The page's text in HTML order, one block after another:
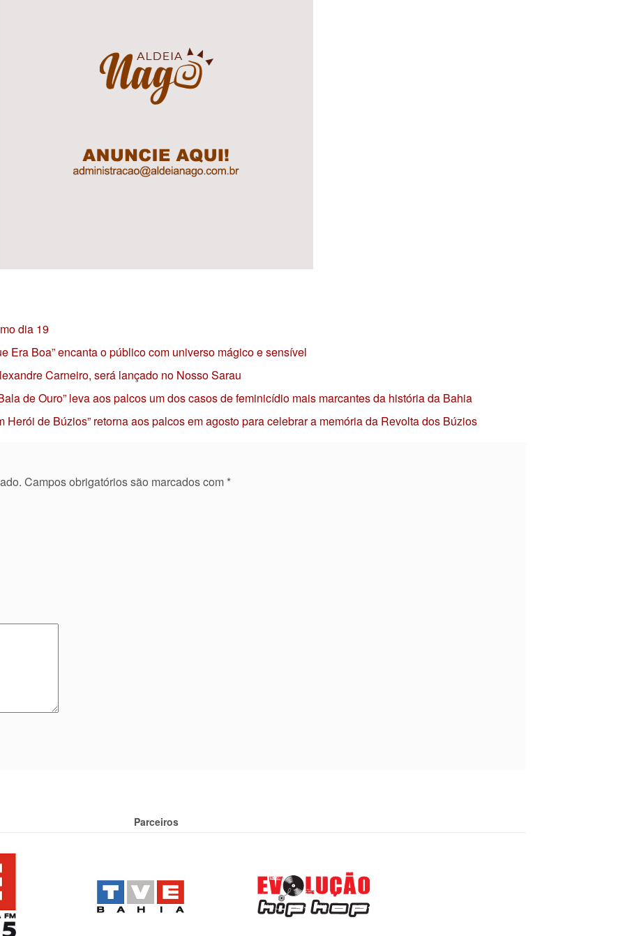
dia 19
Era Boa” encanta o público com universo mágico e sensível
Carneiro, será lançado no Nosso Sarau
de Ouro” leva aos palcos um dos casos de feminicídio mais marcantes da história da Bahia
Herói de Búzios” retorna aos palcos em agosto para celebrar a memória da Revolta dos Búzios
Campos obrigatórios são marcados com *
Parceiros